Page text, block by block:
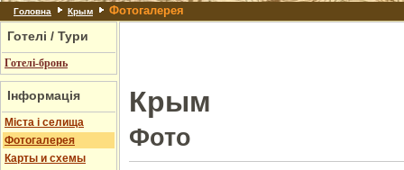
Шацьк Албанія
Головна Крым Фотогалерея
Готелі / Тури
Готелі-бронь
Інформація
Міста і селища
Фотогалерея
Карты и схемы
Крым
Фото